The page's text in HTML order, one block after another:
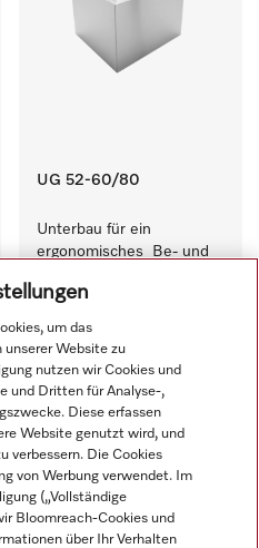
UG 52-60/80
Unterbau für ein
ergonomisches  Be- und
Spülmaschine - Höhe 52
780,00 €
Auf Lager
um das
unserer Website zu
nutzen wir Cookies und
und Dritten für Analyse-,
Diese erfassen
Website genutzt wird, und
verbessern. Die Cookies
von Werbung verwendet. Im
(„Vollständige
Bloomreach-Cookies und
über Ihr Verhalten